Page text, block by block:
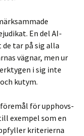
En del AI-
tar på sig alla
vägnar, men ur
i sig inte
kutym.
för upphovs­
exempel som en
kriterierna